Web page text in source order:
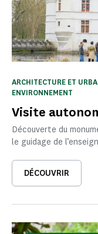
Visite
ARCHITECTURE ET
ENVIRONNEMENT
Découverte du
le guidage de
DÉCOUVRIR